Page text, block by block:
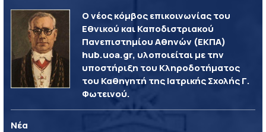
Ο νέος κόμβος επικοινωνίας του
Εθνικού και Καποδιστριακού
Πανεπιστημίου Αθηνών (ΕΚΠΑ)
hub.uoa.gr, υλοποιείται με την
υποστήριξη του Κληροδοτήματος
του Καθηγητή της Ιατρικής Σχολής Γ.
Φωτεινού.
Νέα